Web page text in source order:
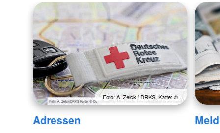
Foto: A. Zelck / DRKS, Karte: ©…
Adressen